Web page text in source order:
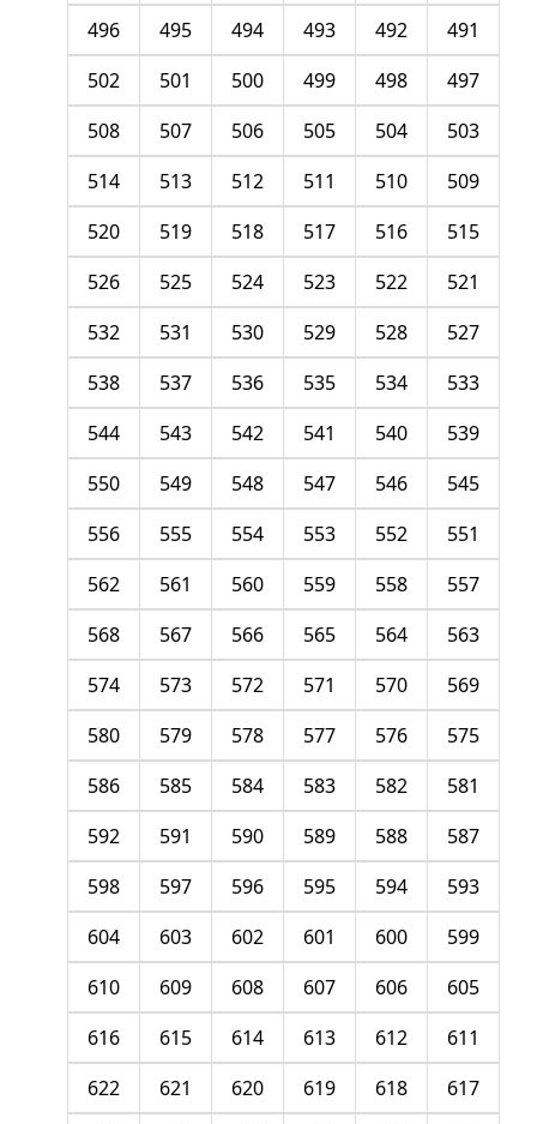
491
492
493
494
495
496
497
498
499
500
501
502
503
504
505
506
507
508
509
510
511
512
513
514
515
516
517
518
519
520
521
522
523
524
525
526
527
528
529
530
531
532
533
534
535
536
537
538
539
540
541
542
543
544
545
546
547
548
549
550
551
552
553
554
555
556
557
558
559
560
561
562
563
564
565
566
567
568
569
570
571
572
573
574
575
576
577
578
579
580
581
582
583
584
585
586
587
588
589
590
591
592
593
594
595
596
597
598
599
600
601
602
603
604
605
606
607
608
609
610
611
612
613
614
615
616
617
618
619
620
621
622